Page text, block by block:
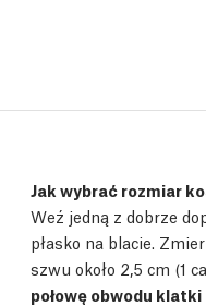
Jak wybrać rozmiar
Weź jedną z dobrze
płasko na blacie.
szwu około 2,5 cm (1
połowę obwodu